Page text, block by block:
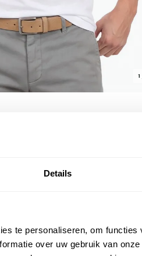
Details
te personaliseren, om
over uw gebruik van
handige 2-pack.
stijlvolle effen
een vleugje
T-shirts bieden altijd